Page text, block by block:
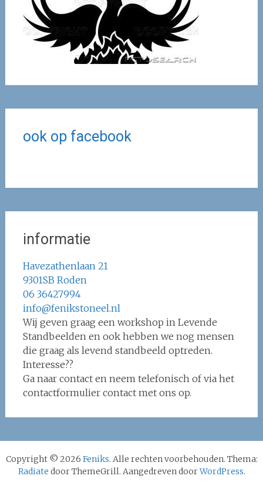
ook op facebook
informatie
Havezathenlaan 21
9301SB Roden
06 36427994
info@fenikstoneel.nl
Wij geven graag een workshop in Levende
Standbeelden en ook hebben we nog mensen
die graag als levend standbeeld optreden.
Interesse??
Ga naar contact en neem telefonisch of via het
contactformulier contact met ons op.
Copyright © 2026 Feniks. Alle rechten voorbehouden. Thema:
Radiate door ThemeGrill. Aangedreven doorWordPress.